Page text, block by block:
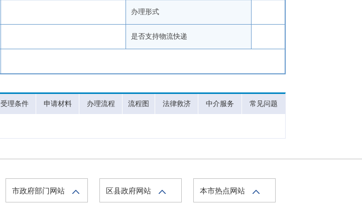
办理形式
是否支持物流快递
受理条件 申请材料 办理流程 流程图 法律救济 中介服务 常见问题
市政府部门网站 区县政府网站 本市热点网站